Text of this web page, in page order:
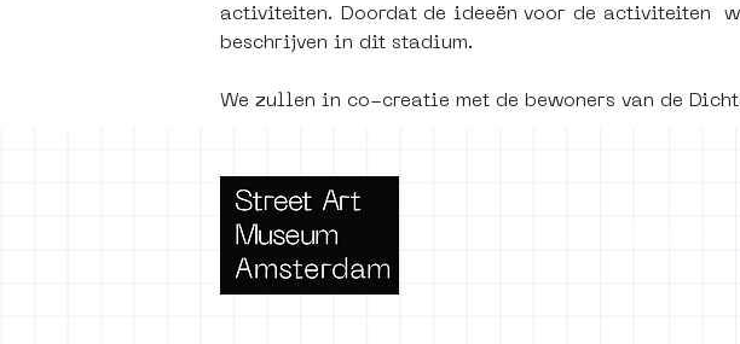
activiteiten. Doordat de ideeën voor de activiteiten
beschrijven in dit stadium.
We zullen in co-creatie met de bewoners van de